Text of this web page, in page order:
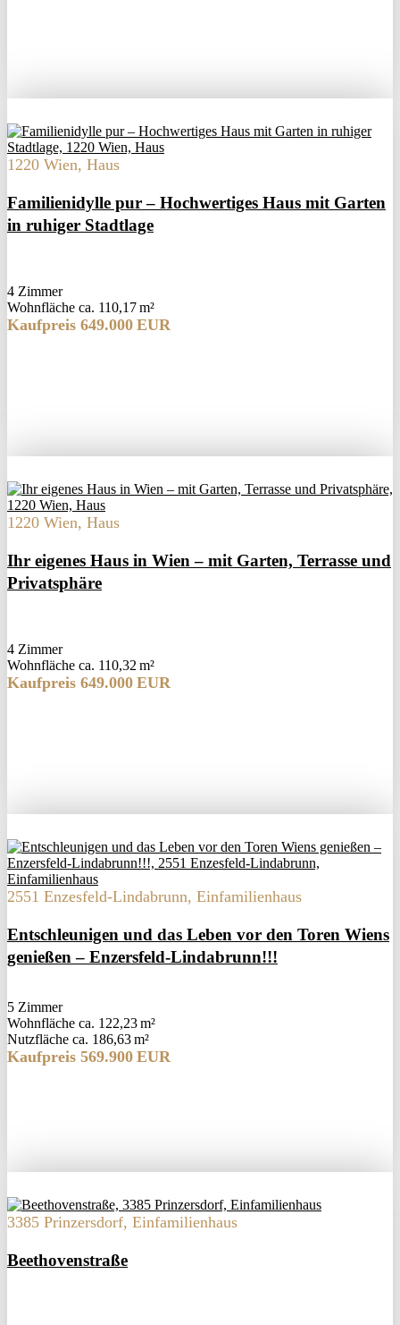
1220 Wien, Haus
Familienidylle pur – Hochwertiges Haus mit Garten
in ruhiger Stadtlage
4 Zimmer
Wohnfläche ca. 110,17 m²
Kaufpreis 649.000 EUR
1220 Wien, Haus
Ihr eigenes Haus in Wien – mit Garten, Terrasse und
Privatsphäre
4 Zimmer
Wohnfläche ca. 110,32 m²
Kaufpreis 649.000 EUR
2551 Enzesfeld-Lindabrunn, Einfamilienhaus
Entschleunigen und das Leben vor den Toren Wiens
genießen – Enzersfeld-Lindabrunn!!!
5 Zimmer
Wohnfläche ca. 122,23 m²
Nutzfläche ca. 186,63 m²
Kaufpreis 569.900 EUR
3385 Prinzersdorf, Einfamilienhaus
Beethovenstraße